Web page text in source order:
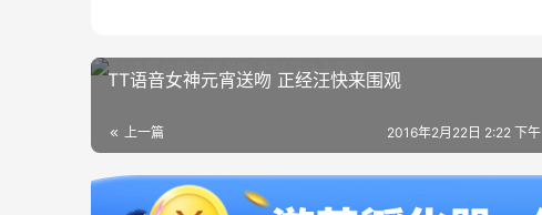
TT语音女神元宵送吻 正经汪快来围观
上一篇 2016年2月22日 2:22 下午